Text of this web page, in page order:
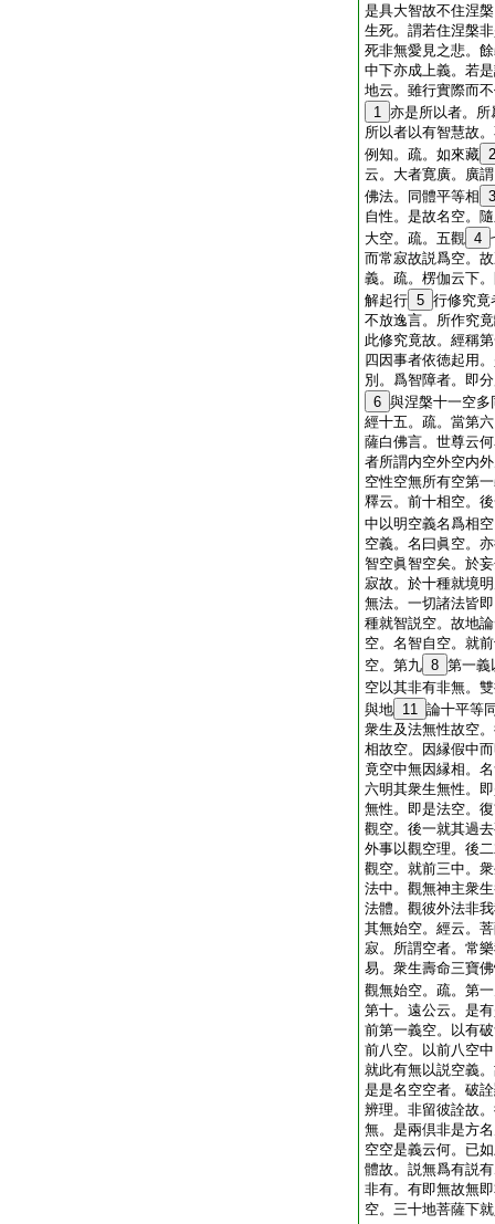
是具大智故不住涅
生死。謂若住涅槃
死非無愛見之悲。
中下亦成上義。若
地云。雖行實際而
1 亦是所以者。
所以者以有智慧故
例知。疏。如來藏 2
云。大者寛廣。廣
佛法。同體平等相 3
自性。是故名空。
大空。疏。五觀 4
而常寂故説爲空。
義。疏。楞伽云下
解起行 5 行修究竟
不放逸言。所作究
此修究竟故。經稱
四因事者依徳起用
別。爲智障者。即
6 與涅槃十一空
經十五。疏。當第
薩白佛言。世尊云
者所謂内空外空内
空性空無所有空第
釋云。前十相空。
中以明空義名爲相
空義。名曰眞空。
智空眞智空矣。於
寂故。於十種就境
無法。一切諸法皆
種就智説空。故地
空。名智自空。就
空。第九 8 第一義
空以其非有非無。
與地 11 論十平等
衆生及法無性故空
相故空。因縁假中
竟空中無因縁相。
六明其衆生無性。
無性。即是法空。
觀空。後一就其過
外事以觀空理。後
觀空。就前三中。
法中。觀無神主衆
法體。觀彼外法非
其無始空。經云。
寂。所謂空者。常
易。衆生壽命三寶
觀無始空。疏。第
第十。遠公云。是
前第一義空。以有
前八空。以前八空
就此有無以説空義
是是名空空者。破
辨理。非留彼詮故
無。是兩倶非是方
空空是義云何。已
體故。説無爲有説
非有。有即無故無
空。三十地菩薩下